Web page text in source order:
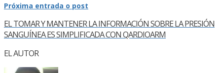
Próxima entrada o post
EL TOMAR Y MANTENER LA INFORMACIÓN SOBRE LA PRESIÓN
SANGUÍ­NEA ES SIMPLIFICADA CON QARDIOARM
EL AUTOR